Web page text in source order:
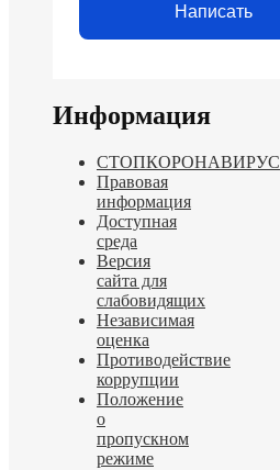
Написать
Информация
СТОПКОРОНАВИРУС
Правовая
информация
Доступная
среда
Версия
сайта для
слабовидящих
Независимая
оценка
Противодействие
коррупции
Положение
о
пропускном
режиме